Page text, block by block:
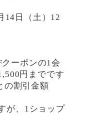
14日（土）12
クーポンの1会
円までです
の割引金額
が、1ショップ